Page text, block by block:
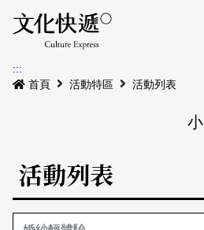
最新公告
本期專題
活動特區
:::
首頁
活動特區 活動列表
小
活動列表